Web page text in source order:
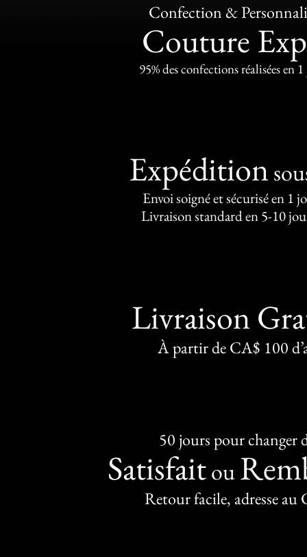
Confection &
Couture
95% des confections réalisées en
Expédition
Envoi soigné et sécurisé en 1
Livraison standard en 5-10
Livraison
À partir de CA$ 100
50 jours pour changer
Satisfaitou
Retour facile, adresse au